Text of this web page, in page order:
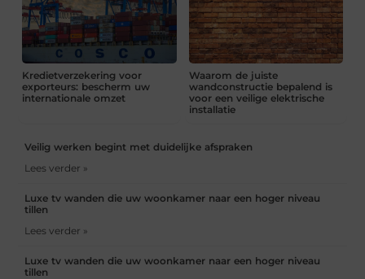
Kredietverzekering voor
exporteurs: bescherm uw
internationale omzet
Waarom de juiste
wandconstructie bepalend is
voor een veilige elektrische
installatie
Veilig werken begint met duidelijke afspraken
Lees verder »
Luxe tv wanden die uw woonkamer naar een hoger niveau
tillen
Lees verder »
Luxe tv wanden die uw woonkamer naar een hoger niveau
tillen